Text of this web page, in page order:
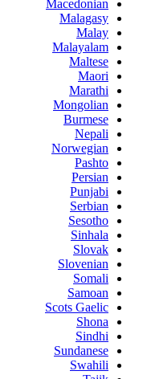
Macedonian
Malagasy
Malay
Malayalam
Maltese
Maori
Marathi
Mongolian
Burmese
Nepali
Norwegian
Pashto
Persian
Punjabi
Serbian
Sesotho
Sinhala
Slovak
Slovenian
Somali
Samoan
Scots Gaelic
Shona
Sindhi
Sundanese
Swahili